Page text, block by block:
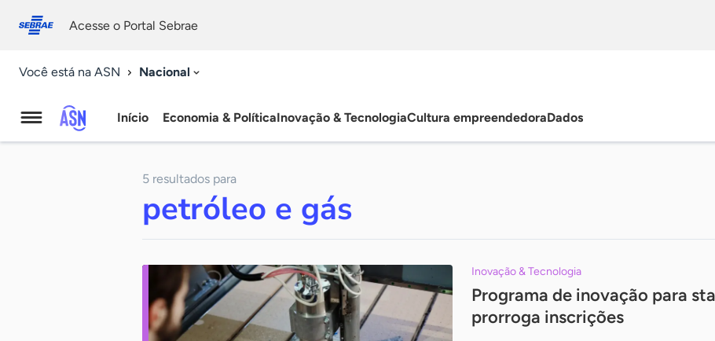
conosco
Acesse o Portal Sebrae
Você está na ASN Nacional
Agência
Notícias
Início Economia & PolíticaInovação & TecnologiaCultura empreendedoraDados
5 resultados para
petróleo e gás
Inovação & Tecnologia
Programa de inovação para
prorroga inscrições